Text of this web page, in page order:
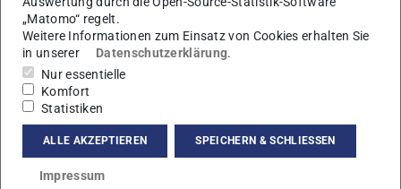
Elektronik-Werkstatt
Kontakt
„Matomo“ regelt.
Weitere Informationen zum Einsatz von Cookies erhalten Sie
in unserer
Datenschutzerklärung.
Nur essentielle
Komfort
Statistiken
ALLE AKZEPTIEREN SPEICHERN & SCHLIESSEN
Impressum